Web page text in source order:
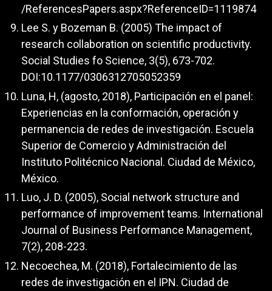
/ReferencesPapers.aspx?ReferenceID=1119874
Lee S. y Bozeman B. (2005) The impact of
research collaboration on scientific productivity.
Social Studies fo Science, 3(5), 673-702.
DOI:10.1177/0306312705052359
Luna, H, (agosto, 2018), Participación en el panel:
Experiencias en la conformación, operación y
permanencia de redes de investigación. Escuela
Superior de Comercio y Administración del
Instituto Politécnico Nacional. Ciudad de México,
México.
Luo, J. D. (2005), Social network structure and
performance of improvement teams. International
Journal of Business Performance Management,
7(2), 208-223.
Necoechea, M. (2018), Fortalecimiento de las
redes de investigación en el IPN. Ciudad de